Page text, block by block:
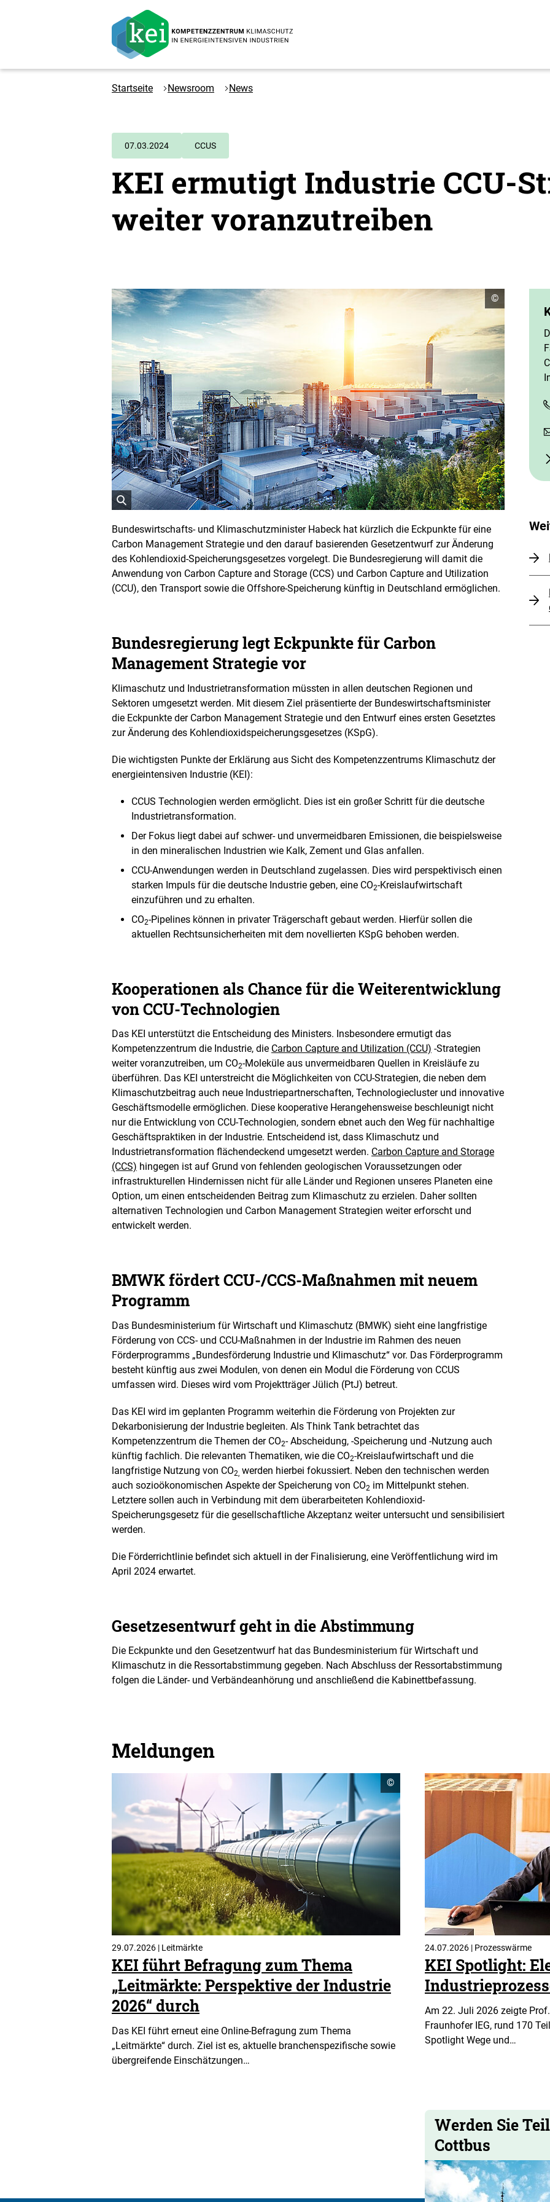
Klimaschutz
Startseite
Startseite Newsroom News
07.03.2024 CCUS
KEI ermutigt Industrie CCU-
weiter voranzutreiben
f
f
n
e
t
B
n
e
i
e
r
v
r
r
ö
C
o
y
r
i
t
n
f
o
r
m
a
t
i
o
n
e
n
f
n
©
Bundeswirtschafts- und Klimaschutzminister Habeck hat kürzlich die Eckpunkte für eine
Carbon Management Strategie und den darauf basierenden Gesetzentwurf zur Änderung
des Kohlendioxid-Speicherungsgesetzes vorgelegt. Die Bundesregierung will damit die
Anwendung von Carbon Capture and Storage (CCS) und Carbon Capture and Utilization
(CCU), den Transport sowie die Offshore-Speicherung künftig in Deutschland ermöglichen.
Bundesregierung legt Eckpunkte für Carbon
Management Strategie vor
Klimaschutz und Industrietransformation müssten in allen deutschen Regionen und
Sektoren umgesetzt werden. Mit diesem Ziel präsentierte der Bundeswirtschaftsminister
die Eckpunkte der Carbon Management Strategie und den Entwurf eines ersten Gesetztes
zur Änderung des Kohlendioxidspeicherungsgesetzes (KSpG).
Die wichtigsten Punkte der Erklärung aus Sicht des Kompetenzzentrums Klimaschutz der
energieintensiven Industrie (KEI):
CCUS Technologien werden ermöglicht. Dies ist ein großer Schritt für die deutsche
Industrietransformation.
Der Fokus liegt dabei auf schwer- und unvermeidbaren Emissionen, die beispielsweise
in den mineralischen Industrien wie Kalk, Zement und Glas anfallen.
CCU-Anwendungen werden in Deutschland zugelassen. Dies wird perspektivisch einen
starken Impuls für die deutsche Industrie geben, eine CO2-Kreislaufwirtschaft
einzuführen und zu erhalten.
CO2-Pipelines können in privater Trägerschaft gebaut werden. Hierfür sollen die
aktuellen Rechtsunsicherheiten mit dem novellierten KSpG behoben werden.
Kooperationen als Chance für die Weiterentwicklung
von CCU-Technologien
Das KEI unterstützt die Entscheidung des Ministers. Insbesondere ermutigt das
Kompetenzzentrum die Industrie, die Carbon Capture and Utilization (CCU) -Strategien
weiter voranzutreiben, um CO2-Moleküle aus unvermeidbaren Quellen in Kreisläufe zu
überführen. Das KEI unterstreicht die Möglichkeiten von CCU-Strategien, die neben dem
Klimaschutzbeitrag auch neue Industriepartnerschaften, Technologiecluster und innovative
Geschäftsmodelle ermöglichen. Diese kooperative Herangehensweise beschleunigt nicht
nur die Entwicklung von CCU-Technologien, sondern ebnet auch den Weg für nachhaltige
Geschäftspraktiken in der Industrie. Entscheidend ist, dass Klimaschutz und
Industrietransformation flächendeckend umgesetzt werden. Carbon Capture and Storage
(CCS) hingegen ist auf Grund von fehlenden geologischen Voraussetzungen oder
infrastrukturellen Hindernissen nicht für alle Länder und Regionen unseres Planeten eine
Option, um einen entscheidenden Beitrag zum Klimaschutz zu erzielen. Daher sollten
alternativen Technologien und Carbon Management Strategien weiter erforscht und
entwickelt werden.
BMWK fördert CCU-/CCS-Maßnahmen mit neuem
Programm
Das Bundesministerium für Wirtschaft und Klimaschutz (BMWK) sieht eine langfristige
Förderung von CCS- und CCU-Maßnahmen in der Industrie im Rahmen des neuen
Förderprogramms „Bundesförderung Industrie und Klimaschutz“ vor. Das Förderprogramm
besteht künftig aus zwei Modulen, von denen ein Modul die Förderung von CCUS
umfassen wird. Dieses wird vom Projektträger Jülich (PtJ) betreut.
Das KEI wird im geplanten Programm weiterhin die Förderung von Projekten zur
Dekarbonisierung der Industrie begleiten. Als Think Tank betrachtet das
Kompetenzzentrum die Themen der CO2- Abscheidung, -Speicherung und -Nutzung auch
künftig fachlich. Die relevanten Thematiken, wie die CO2-Kreislaufwirtschaft und die
langfristige Nutzung von CO2, werden hierbei fokussiert. Neben den technischen werden
auch sozioökonomischen Aspekte der Speicherung von CO2 im Mittelpunkt stehen.
Letztere sollen auch in Verbindung mit dem überarbeiteten Kohlendioxid-
Speicherungsgesetz für die gesellschaftliche Akzeptanz weiter untersucht und sensibilisiert
werden.
Die Förderrichtlinie befindet sich aktuell in der Finalisierung, eine Veröffentlichung wird im
April 2024 erwartet.
Gesetzesentwurf geht in die Abstimmung
Die Eckpunkte und den Gesetzentwurf hat das Bundesministerium für Wirtschaft und
Klimaschutz in die Ressortabstimmung gegeben. Nach Abschluss der Ressortabstimmung
folgen die Länder- und Verbändeanhörung und anschließend die Kabinettbefassung.
Meldungen
Copyright
Informationen
öffnen
©
29.07.2026 | Leitmärkte
KEI führt Befragung zum Thema
„Leitmärkte: Perspektive der Industrie
2026“ durch
Das KEI führt erneut eine Online-Befragung zum Thema
„Leitmärkte“ durch. Ziel ist es, aktuelle branchenspezifische sowie
übergreifende Einschätzungen…
24.07.2026 | Prozesswärme
KEI Spotlight:
Am 22. Juli 2026 zeigte
Fraunhofer IEG, rund 170
Spotlight Wege und…
Werden Sie
Cottbus